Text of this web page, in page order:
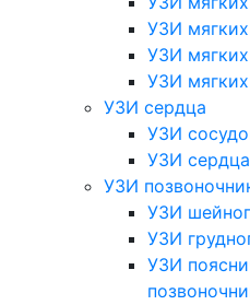
УЗИ
УЗИ
УЗИ
УЗИ сердца
УЗИ
УЗИ
УЗИ
УЗИ
УЗИ
УЗИ